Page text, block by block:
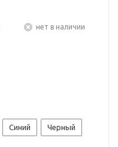
Нет в наличии
Синий Черный